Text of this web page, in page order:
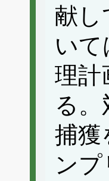
献し
いて
理計
る
捕獲
ン